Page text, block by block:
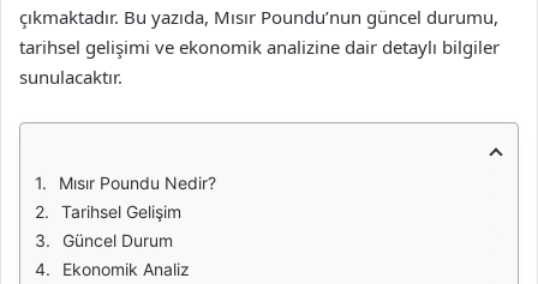
çıkmaktadır. Bu yazıda, Mısır Poundu’nun güncel durumu,
tarihsel gelişimi ve ekonomik analizine dair detaylı bilgiler
sunulacaktır.
Mısır Poundu Nedir?
Tarihsel Gelişim
Güncel Durum
Ekonomik Analiz